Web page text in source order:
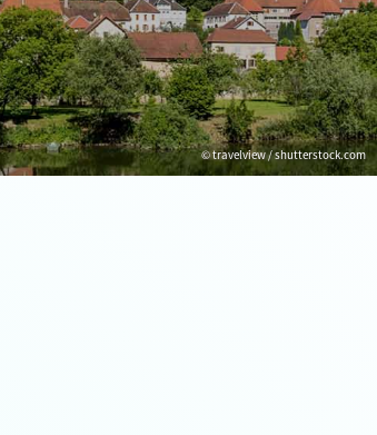
© travelview / shutterstock.com